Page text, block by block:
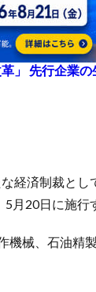
」 先行企業
経済制裁とし
月20日に施行
械、石油精